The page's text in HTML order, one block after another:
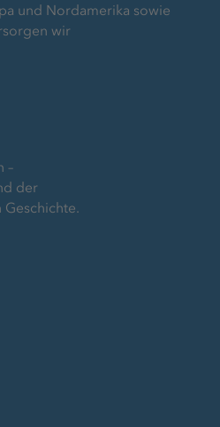
und Nordamerika sowie
wir
–
der
Geschichte.